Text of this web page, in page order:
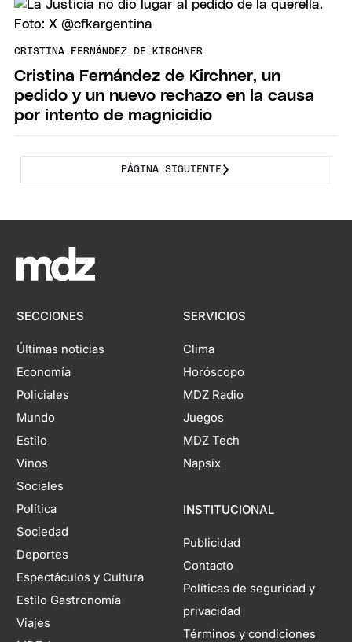
CRISTINA FERNÁNDEZ DE KIRCHNER
Cristina Fernández de Kirchner, un
pedido y un nuevo rechazo en la causa
por intento de magnicidio
PÁGINA SIGUIENTE
SECCIONES
Últimas noticias
Economía
Policiales
Mundo
Estilo
Vinos
Sociales
Política
Sociedad
Deportes
Espectáculos y Cultura
Estilo Gastronomía
Viajes
SERVICIOS
Clima
Horóscopo
MDZ Radio
Juegos
MDZ Tech
Napsix
INSTITUCIONAL
Publicidad
Contacto
Políticas de seguridad y
privacidad
Términos y condiciones